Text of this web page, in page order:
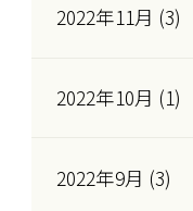
2022年11月 (3)
2022年10月 (1)
2022年9月 (3)